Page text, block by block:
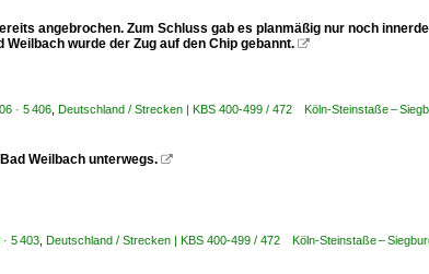
angebrochen. Zum Schluss gab es planmäßig nur noch
wurde der Zug auf den Chip gebannt. 
· 5 406 Deutschland / Strecken | KBS 400-499 / 472 Köln-Steinstaße –
Weilbach unterwegs. 
5 403 Deutschland / Strecken | KBS 400-499 / 472 Köln-Steinstaße –